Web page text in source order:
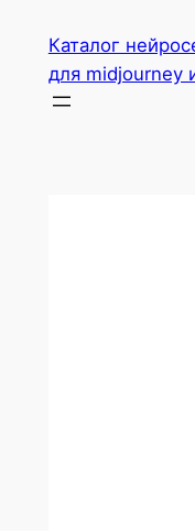
содержимому
Каталог
для midjourney